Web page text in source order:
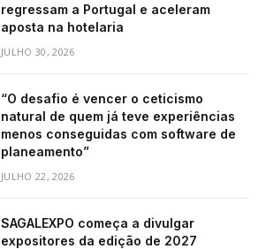
regressam a Portugal e aceleram
aposta na hotelaria
JULHO 30, 2026
“O desafio é vencer o ceticismo
natural de quem já teve experiências
menos conseguidas com software de
planeamento”
JULHO 22, 2026
SAGALEXPO começa a divulgar
expositores da edição de 2027